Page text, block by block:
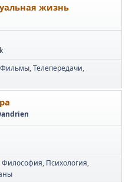
жизнь
Фильмы Телепередачи
Философия Психология